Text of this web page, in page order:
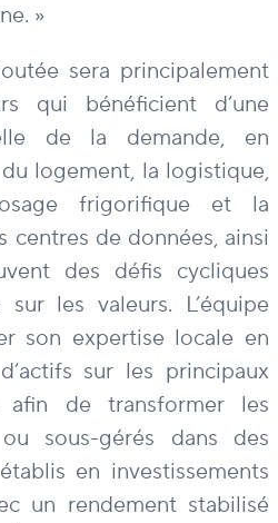
»
sera principalement
qui bénéficient d’une
de la demande, en
logement, la logistique,
frigorifique et la
centres de données, ainsi
des défis cycliques
les valeurs. L’équipe
son expertise locale en
sur les principaux
afin de transformer les
sous-gérés dans des
en investissements
un rendement stabilisé